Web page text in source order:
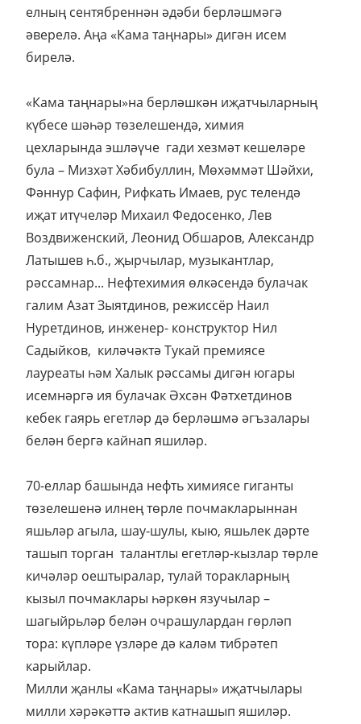
елның сентябреннән әдәби берләшмәгә
әверелә. Аңа «Кама таңнары» дигән исем
бирелә.
«Кама таңнары»на берләшкән иҗатчыларның
күбесе шәһәр төзелешендә, химия
цехларында эшләүче гади хезмәт кешеләре
була – Мизхәт Хәбибуллин, Мөхәммәт Шәйхи,
Фәннур Сафин, Рифкать Имаев, рус телендә
иҗат итүчеләр Михаил Федосенко, Лев
Воздвиженский, Леонид Обшаров, Александр
Латышев һ.б., җырчылар, музыкантлар,
рәссамнар... Нефтехимия өлкәсендә булачак
галим Азат Зыятдинов, режиссёр Наил
Нуретдинов, инженер- конструктор Нил
Садыйков, киләчәктә Тукай премиясе
лауреаты һәм Халык рәссамы дигән югары
исемнәргә ия булачак Әхсән Фәтхетдинов
кебек гаярь егетләр дә берләшмә әгъзалары
белән бергә кайнап яшиләр.
70-еллар башында нефть химиясе гиганты
төзелешенә илнең төрле почмакларыннан
яшьләр агыла, шау-шулы, кыю, яшьлек дәрте
ташып торган талантлы егетләр-кызлар төрле
кичәләр оештыралар, тулай торакларның
кызыл почмаклары һәркөн язучылар –
шагыйрьләр белән очрашулардан гөрләп
тора: күпләре үзләре дә каләм тибрәтеп
карыйлар.
Милли җанлы «Кама таңнары» иҗатчылары
милли хәрәкәттә актив катнашып яшиләр.